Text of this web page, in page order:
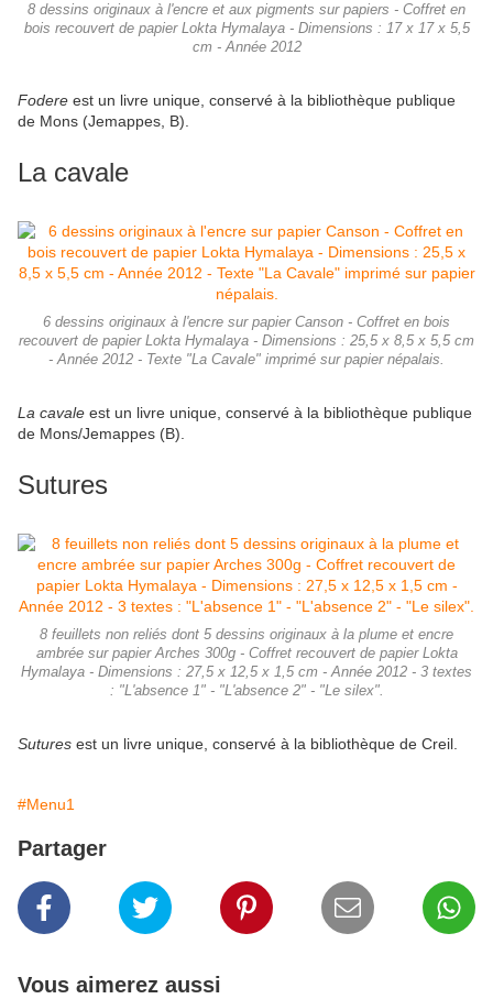
8 dessins originaux à l'encre et aux pigments sur papiers - Coffret en
bois recouvert de papier Lokta Hymalaya - Dimensions : 17 x 17 x 5,5
cm - Année 2012
Fodere est un livre unique, conservé à la bibliothèque publique
de Mons (Jemappes, B).
La cavale
6 dessins originaux à l'encre sur papier Canson - Coffret en bois
recouvert de papier Lokta Hymalaya - Dimensions : 25,5 x 8,5 x 5,5 cm
- Année 2012 - Texte "La Cavale" imprimé sur papier népalais.
La cavale est un livre unique, conservé à la bibliothèque publique
de Mons/Jemappes (B).
Sutures
8 feuillets non reliés dont 5 dessins originaux à la plume et encre
ambrée sur papier Arches 300g - Coffret recouvert de papier Lokta
Hymalaya - Dimensions : 27,5 x 12,5 x 1,5 cm - Année 2012 - 3 textes
: "L'absence 1" - "L'absence 2" - "Le silex".
Sutures est un livre unique, conservé à la bibliothèque de Creil.
#Menu1
Partager
Vous aimerez aussi